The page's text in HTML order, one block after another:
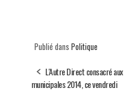
Publié dans Politique
L'Autre Direct consacré aux
municipales 2014, ce vendredi